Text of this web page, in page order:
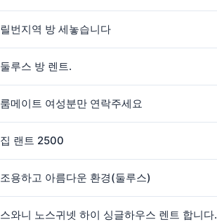
릴번지역 방 세놓습니다
둘루스 방 렌트.
룸메이트 여성분만 연락주세요
집 랜트 2500
조용하고 아름다운 환경(둘루스)
스와니 노스귀넷 하이 싱글하우스 렌트 합니다.